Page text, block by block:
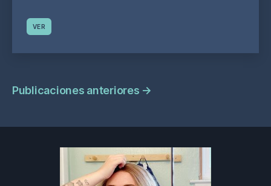
VER
Navegación
publicaciones
Publicaciones anteriores →